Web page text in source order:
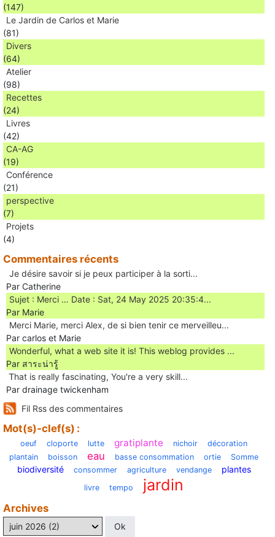
(147)
Le Jardin de Carlos et Marie
(81)
Divers
(64)
Atelier
(98)
Recettes
(24)
Livres
(42)
CA-AG
(19)
Conférence
(21)
perspective
(7)
Projets
(4)
Commentaires récents
Je désire savoir si je peux participer à la sorti...
Par Catherine
Sujet : Merci … Date : Sat, 24 May 2025 20:35:4...
Par Marie
Merci Marie, merci Alex, de si bien tenir ce merveilleu...
Par carlos et Marie
Wonderful, what a web site it is! This weblog provides ...
Par สาระน่ารู้
Ꭲhat is really fascinating, You'rе a very skill...
Par drainage twickenham
Fil Rss des commentaires
Mot(s)-clef(s) :
oeuf cloporte lutte gratiplante nichoir
décoration
plantain
boisson eau basse consommation ortie Somme
biodiversité consommer agriculture vendange plantes
livre tempo jardin
Archives